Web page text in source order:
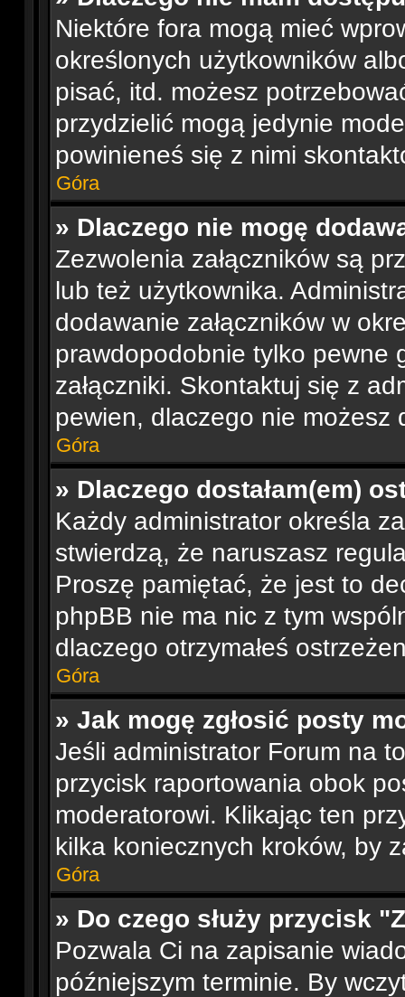
Niektóre fora mogą mieć
określonych użytkowników
pisać, itd. możesz
przydzielić mogą jedynie
powinieneś się z nimi
Góra
» Dlaczego nie mogę
Zezwolenia załączników są
lub też użytkownika.
dodawanie załączników w
prawdopodobnie tylko pewne
załączniki. Skontaktuj się z
pewien, dlaczego nie możesz
Góra
» Dlaczego dostałam(em)
Każdy administrator określa
stwierdzą, że naruszasz
Proszę pamiętać, że jest to
phpBB nie ma nic z tym
dlaczego otrzymałeś
Góra
» Jak mogę zgłosić posty
Jeśli administrator Forum na
przycisk raportowania obok
moderatorowi. Klikając ten
kilka koniecznych kroków, by
Góra
» Do czego służy przycisk
Pozwala Ci na zapisanie
późniejszym terminie. By